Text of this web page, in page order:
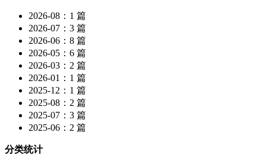
2026-08：1 篇
2026-07：3 篇
2026-06：8 篇
2026-05：6 篇
2026-03：2 篇
2026-01：1 篇
2025-12：1 篇
2025-08：2 篇
2025-07：3 篇
2025-06：2 篇
分类统计